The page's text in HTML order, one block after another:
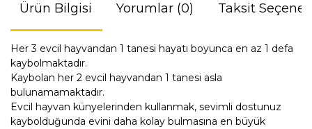
Ürün Bilgisi Yorumlar (0) Taksit
Her 3 evcil hayvandan 1 tanesi hayatı boyunca en az 1 defa
kaybolmaktadır.
Kaybolan her 2 evcil hayvandan 1 tanesi asla
bulunamamaktadır.
Evcil hayvan künyelerinden kullanmak, sevimli dostunuz
kaybolduğunda evini daha kolay bulmasına en büyük